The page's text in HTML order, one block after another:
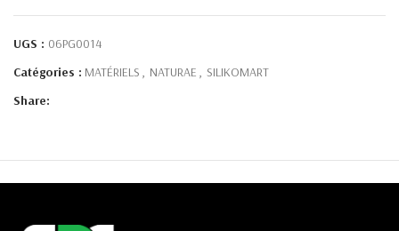
UGS : 06PG0014
Catégories : MATÉRIELS , NATURAE , SILIKOMART
Share: